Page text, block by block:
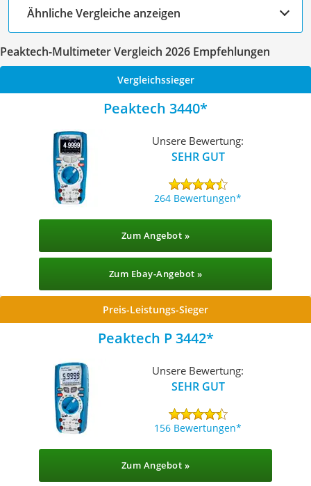
Ähnliche Vergleiche anzeigen
Peaktech-Multimeter Vergleich 2026 Empfehlungen
Vergleichssieger
Peaktech 3440
Unsere Bewertung:
SEHR GUT
264 Bewertungen
Zum Angebot »
Zum Ebay-Angebot »
Preis-Leistungs-Sieger
Peaktech P 3442
Unsere Bewertung:
SEHR GUT
156 Bewertungen
Zum Angebot »